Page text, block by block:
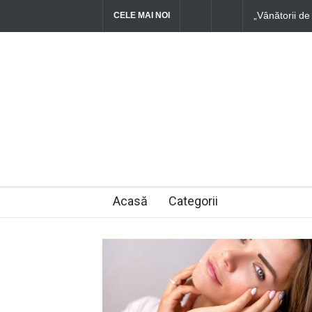
CELE MAI NOI
„Vânătorii de
Acasă Categorii